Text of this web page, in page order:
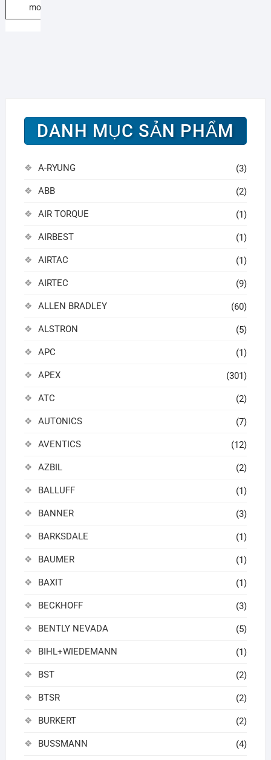
more
DANH MỤC SẢN PHẨM
A-RYUNG (3)
ABB (2)
AIR TORQUE (1)
AIRBEST (1)
AIRTAC (1)
AIRTEC (9)
ALLEN BRADLEY (60)
ALSTRON (5)
APC (1)
APEX (301)
ATC (2)
AUTONICS (7)
AVENTICS (12)
AZBIL (2)
BALLUFF (1)
BANNER (3)
BARKSDALE (1)
BAUMER (1)
BAXIT (1)
BECKHOFF (3)
BENTLY NEVADA (5)
BIHL+WIEDEMANN (1)
BST (2)
BTSR (2)
BURKERT (2)
BUSSMANN (4)